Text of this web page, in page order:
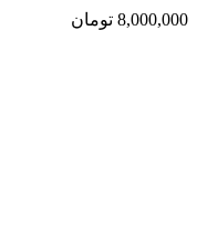
8,000,000 تومان